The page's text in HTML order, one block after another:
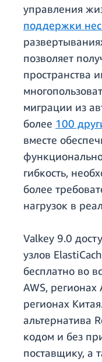
управления
поддержки
позволяет
пространства
миграции из
более 100
вместе
гибкость,
более
нагрузок в
Valkey 9.0
узлов
бесплатно во
AWS,
регионах
альтернатива
кодом и без
поставщику, а